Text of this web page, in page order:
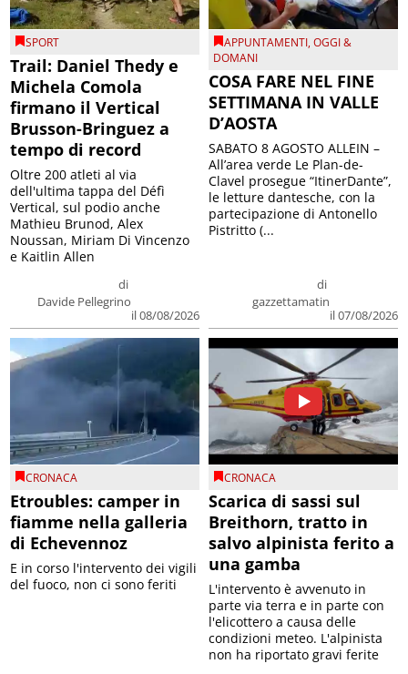
SPORT
Trail: Daniel Thedy e
Michela Comola
firmano il Vertical
Brusson-Bringuez a
tempo di record
di
Davide Pellegrino
il 08/08/2026
Oltre 200 atleti al via
dell'ultima tappa del Défì
Vertical, sul podio anche
Mathieu Brunod, Alex
Noussan, Miriam Di Vincenzo
e Kaitlin Allen
APPUNTAMENTI,OGGI &
DOMANI
COSA FARE NEL FINE
SETTIMANA IN VALLE
D’AOSTA
di
gazzettamatin
il 07/08/2026
SABATO 8 AGOSTO ALLEIN –
All’area verde Le Plan-de-
Clavel prosegue “ItinerDante”,
le letture dantesche, con la
partecipazione di Antonello
Pistritto (...
CRONACA
Etroubles: camper in
fiamme nella galleria
di Echevennoz
E in corso l'intervento dei vigili
del fuoco, non ci sono feriti
CRONACA
Scarica di sassi sul
Breithorn, tratto in
salvo alpinista ferito a
una gamba
L'intervento è avvenuto in
parte via terra e in parte con
l'elicottero a causa delle
condizioni meteo. L'alpinista
non ha riportato gravi ferite